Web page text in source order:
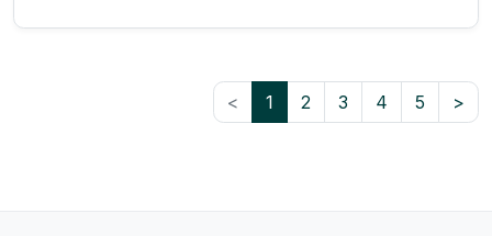
< 1 2 3 4 5 >